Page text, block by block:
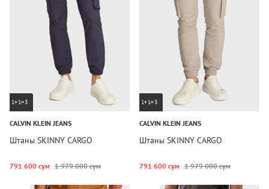
1+1=3
CALVIN KLEIN JEANS
Штаны SKINNY CARGO
791 600 сум 1 979 000 сум
1+1=3
CALVIN KLEIN JEANS
Штаны SKINNY CARGO
791 600 сум 1 979 000 сум